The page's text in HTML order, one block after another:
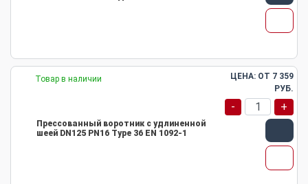
Товар в наличии
Прессованный воротник с удлиненной
шеей DN125 PN16 Type 36 EN 1092-1
ЦЕНА: ОТ 7 359
РУБ.
- +